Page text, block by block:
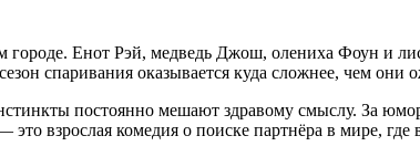
Енот Рэй, медведь Джош, олениха Фоун и
спаривания оказывается куда сложнее, чем они
постоянно мешают здравому смыслу. За
взрослая комедия о поиске партнёра в мире,